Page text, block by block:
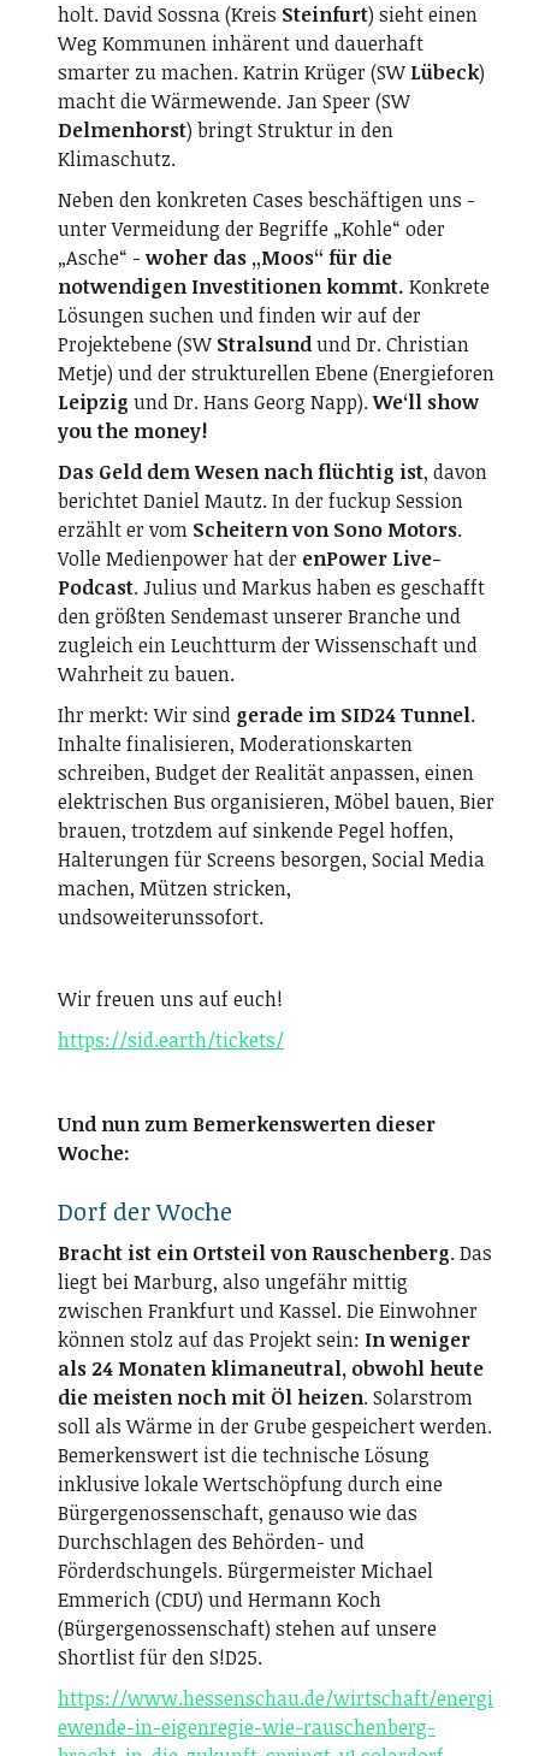
holt. David Sossna (Kreis Steinfurt) sieht einen
Weg Kommunen inhärent und dauerhaft
smarter zu machen. Katrin Krüger (SW Lübeck)
macht die Wärmewende. Jan Speer (SW
Delmenhorst) bringt Struktur in den
Klimaschutz.
Neben den konkreten Cases beschäftigen uns -
unter Vermeidung der Begriffe „Kohle“ oder
„Asche“ -woher das „Moos“ für die
notwendigen Investitionen kommt. Konkrete
Lösungen suchen und finden wir auf der
Projektebene (SW Stralsundund Dr. Christian
Metje) und der strukturellen Ebene (Energieforen
Leipzig und Dr. Hans Georg Napp).We‘ll show
you the money!
Das Geld dem Wesen nach flüchtig ist, davon
berichtet Daniel Mautz. In der fuckup Session
erzählt er vom Scheitern von Sono Motors.
Volle Medienpower hat der enPower Live-
Podcast. Julius und Markus haben es geschafft
den größten Sendemast unserer Branche und
zugleich ein Leuchtturm der Wissenschaft und
Wahrheit zu bauen.
Ihr merkt: Wir sind gerade im SID24 Tunnel.
Inhalte finalisieren, Moderationskarten
schreiben, Budget der Realität anpassen, einen
elektrischen Bus organisieren, Möbel bauen, Bier
brauen, trotzdem auf sinkende Pegel hoffen,
Halterungen für Screens besorgen, Social Media
machen, Mützen stricken,
undsoweiterunssofort.
Wir freuen uns auf euch!
https://sid.earth/tickets/
Und nun zum Bemerkenswerten dieser
Woche:
Dorf der Woche
Bracht ist ein Ortsteil von Rauschenberg. Das
liegt bei Marburg, also ungefähr mittig
zwischen Frankfurt und Kassel. Die Einwohner
können stolz auf das Projekt sein: In weniger
als 24 Monaten klimaneutral, obwohl heute
die meisten noch mit Öl heizen. Solarstrom
soll als Wärme in der Grube gespeichert werden.
Bemerkenswert ist die technische Lösung
inklusive lokale Wertschöpfung durch eine
Bürgergenossenschaft, genauso wie das
Durchschlagen des Behörden- und
Förderdschungels. Bürgermeister Michael
Emmerich (CDU) und Hermann Koch
(Bürgergenossenschaft) stehen auf unsere
Shortlist für den S!D25.
https://www.hessenschau.de/wirtschaft/energi
ewende-in-eigenregie-wie-rauschenberg-